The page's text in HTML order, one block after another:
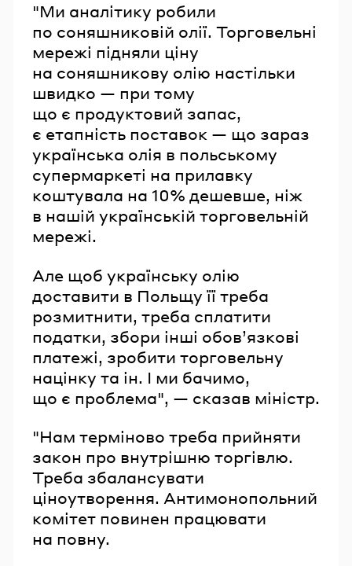
"Ми аналітику робили
по соняшниковій олії. Торговельні
мережі підняли ціну
на соняшникову олію настільки
швидко — при тому
що є продуктовий запас,
є етапність поставок — що зараз
українська олія в польському
супермаркеті на прилавку
коштувала на 10% дешевше, ніж
в нашій українській торговельній
мережі.
Але щоб українську олію
доставити в Польщу її треба
розмитнити, треба сплатити
податки, збори інші обов’язкові
платежі, зробити торговельну
націнку та ін. І ми бачимо,
що є проблема", — сказав міністр.
"Нам терміново треба прийняти
закон про внутрішню торгівлю.
Треба збалансувати
ціноутворення. Антимонопольний
комітет повинен працювати
на повну.